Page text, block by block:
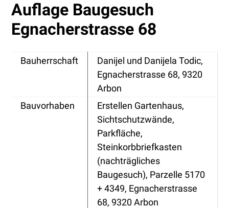
Auflage Baugesuch
Egnacherstrasse 68
Bauherrschaft
Danijel und Danijela Todic,
Egnacherstrasse 68, 9320
Arbon
Bauvorhaben
Erstellen Gartenhaus,
Sichtschutzwände,
Parkfläche,
Steinkorbbriefkasten
(nachträgliches
Baugesuch), Parzelle 5170
+ 4349, Egnacherstrasse
68, 9320 Arbon